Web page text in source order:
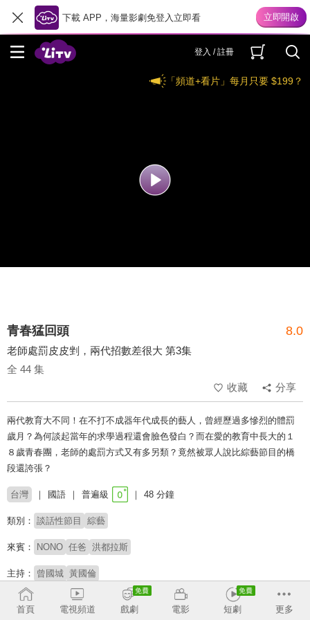
下載 APP，海量影劇免登入立即看
登入 / 註冊
「頻道+看片」每月只要 $199？
青春猛回頭 8.0
老師處罰皮皮剉，兩代招數差很大 第3集
全 44 集
收藏
分享
兩代教育大不同！在不打不成器年代成長的藝人，曾經歷過多慘烈的體罰
歲月？為何談起當年的求學過程還會臉色發白？而在愛的教育中長大的１
８歲青春團，老師的處罰方式又有多另類？竟然被眾人說比綜藝節目的橋
段還誇張？
台灣 國語 普遍級 48 分鐘
類別： 談話性節目 綜藝
來賓： NONO 任爸 洪都拉斯
主持： 曾國城 黃國倫
首頁 電視頻道 戲劇 電影 短劇 更多